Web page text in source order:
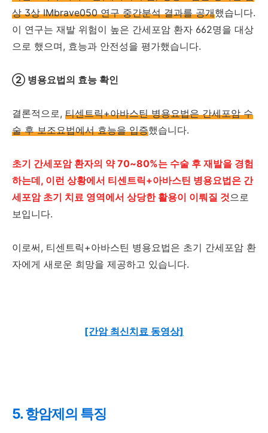
상 3상 IMbrave050 연구 중간분석 결과를 공개했습니다.
이 연구는 재발 위험이 높은 간세포암 환자 662명을 대상
으로 했으며, 효능과 안전성을 평가했습니다.
② 병용요법의 효능 확인
결론적으로, 티센트릭+아바스틴 병용요법은 간세포암 수
술 후 보조요법에서 효능을 입증했습니다.
초기 간세포암 환자의 약 70~80%는 수술 후 재발을 경험
하는데, 이런 상황에서 티센트릭+아바스틴 병용요법은 간
세포암 초기 치료 영역에서 상당한 활용이 이뤄질 것으로
보입니다.
이로써, 티센트릭+아바스틴 병용요법은 초기 간세포암 환
자에게 새로운 희망을 제공하고 있습니다.
[간암 최신치료 동영상]
5. 항암제의 특징